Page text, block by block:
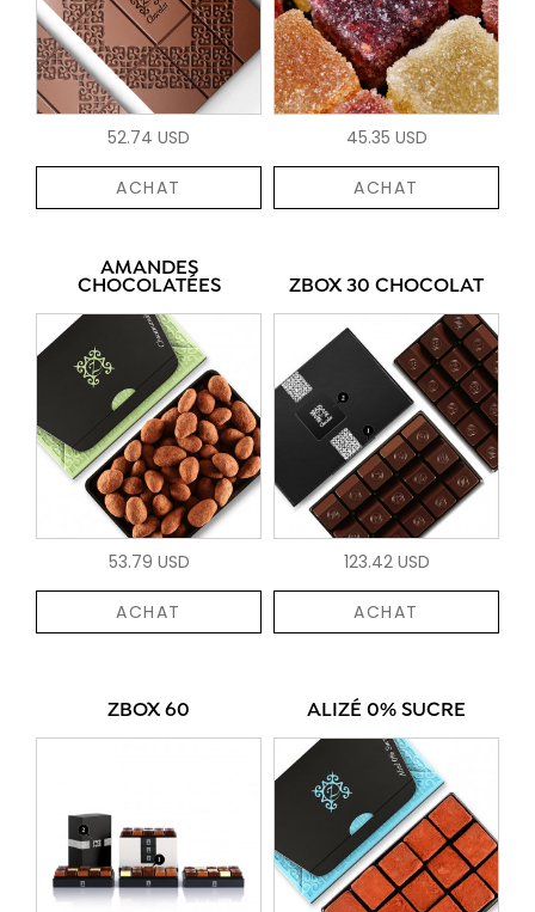
52.74 USD
ACHAT
45.35 USD
ACHAT
AMANDES
CHOCOLATÉES
53.79 USD
ACHAT
ZBOX 30 CHOCOLAT
123.42 USD
ACHAT
ZBOX 60 ALIZÉ 0% SUCRE